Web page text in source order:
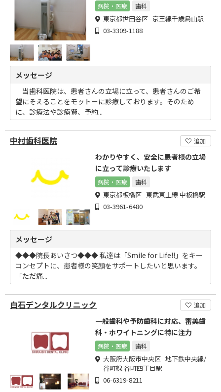
病院・医療 歯科
東京都世田谷区 京王線千歳烏山駅
03-3309-1188
メッセージ
当歯科医院は、患者さんの立場に立って、患者さんのご希
望にそえることをモットーに診療しております。そのため
に、診療法や診療費、予約...
中村歯科医院 追加
わかりやすく、安全に患者様の立場
に立って診療いたします
病院・医療 歯科
東京都板橋区 東武東上線 中板橋駅
03-3961-6480
メッセージ
◆◆◆院長あいさつ◆◆◆ 私達は「Smile for Life!!」をキー
コンセプトに、患者様の笑顔をサポートしたいと思います。
「ただ痛...
白石デンタルクリニック 追加
一般歯科や予防歯科に対応、審美歯
科・ホワイトニングに特に注力
病院・医療 歯科
大阪府大阪市中央区 地下鉄中央線/
谷町線 谷町四丁目駅
06-6319-8211